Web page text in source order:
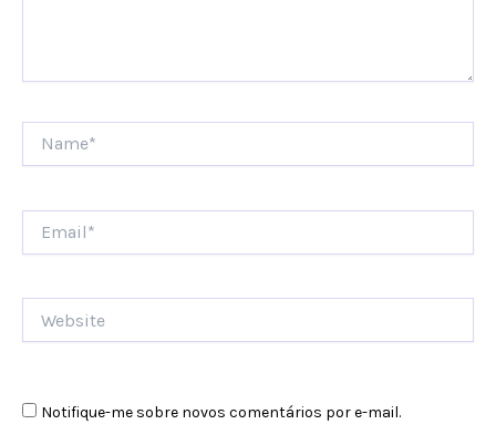
Notifique-me sobre novos comentários por e-mail.